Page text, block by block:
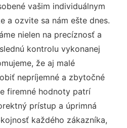
vašim individuálnym
a ozvite sa nám ešte dnes.
nielen na precíznosť a
kontrolu vykonanej
že aj malé
nepríjemné a zbytočné
firemné hodnoty patrí
prístup a úprimná
každého zákazníka,